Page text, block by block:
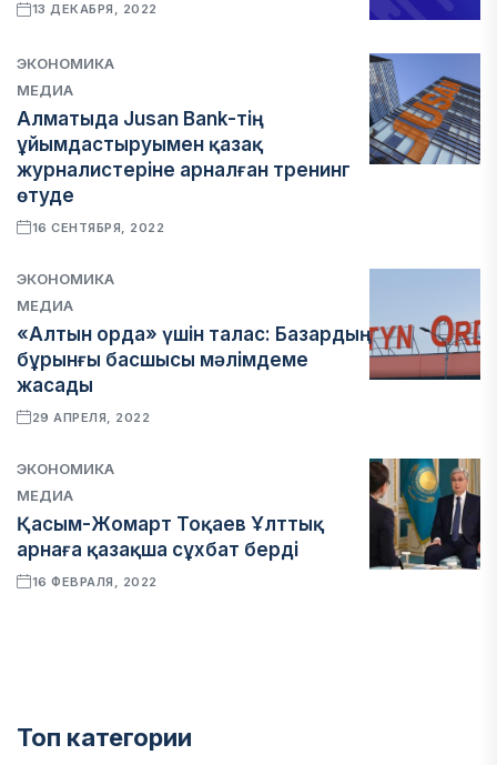
13 ДЕКАБРЯ, 2022
ЭКОНОМИКА
МЕДИА
Алматыда Jusan Bank-тің
ұйымдастыруымен қазақ
журналистеріне арналған тренинг
өтуде
16 СЕНТЯБРЯ, 2022
ЭКОНОМИКА
МЕДИА
«Алтын орда» үшін талас: Базардың
бұрынғы басшысы мәлімдеме
жасады
29 АПРЕЛЯ, 2022
ЭКОНОМИКА
МЕДИА
Қасым-Жомарт Тоқаев Ұлттық
арнаға қазақша сұхбат берді
16 ФЕВРАЛЯ, 2022
Топ категории